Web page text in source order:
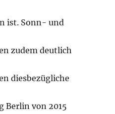
ist. Sonn- und
zudem deutlich
diesbezügliche
Berlin von 2015